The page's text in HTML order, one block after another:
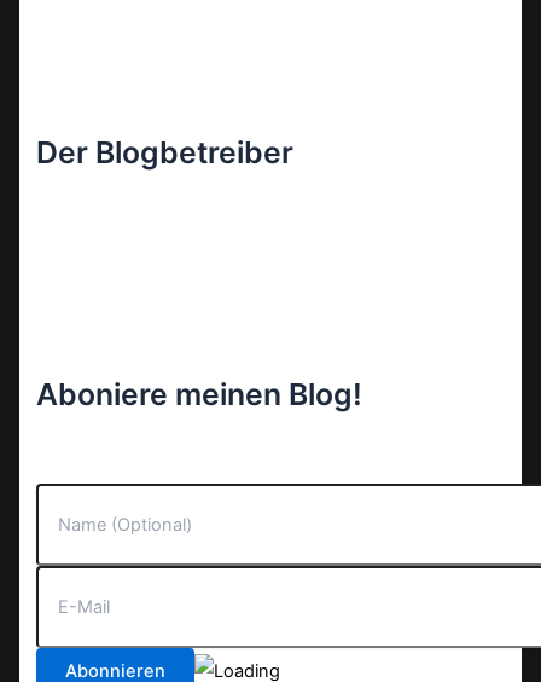
Der Blogbetreiber
Aboniere meinen Blog!